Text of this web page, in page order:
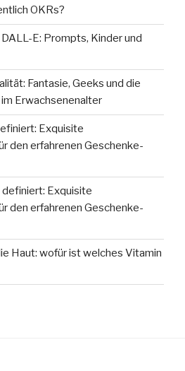
OKRs?
E: Prompts, Kinder und
Fantasie, Geeks und die
Erwachsenenalter
Exquisite
den erfahrenen Geschenke-
definiert: Exquisite
den erfahrenen Geschenke-
Haut: wofür ist welches Vitamin